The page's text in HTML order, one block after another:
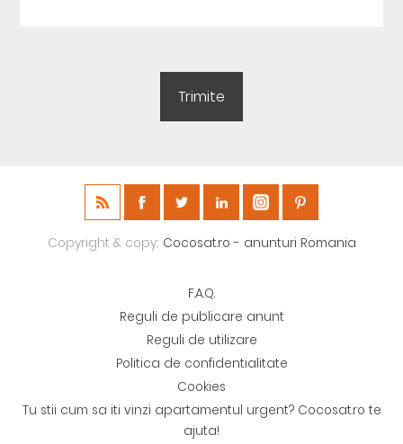
Copyright & copy; Cocosat.ro - anunturi Romania
F.A.Q.
Reguli de publicare anunt
Reguli de utilizare
Politica de confidentialitate
Cookies
Tu stii cum sa iti vinzi apartamentul urgent? Cocosat.ro te
ajuta!